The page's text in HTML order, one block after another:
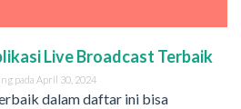
Live Broadcast Terbaik
pada April 30, 2024
dalam daftar ini bisa